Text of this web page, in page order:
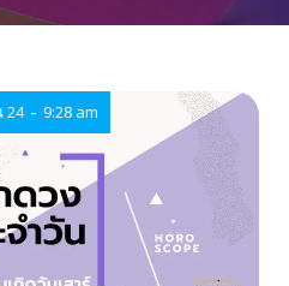
24 - 9:28 am